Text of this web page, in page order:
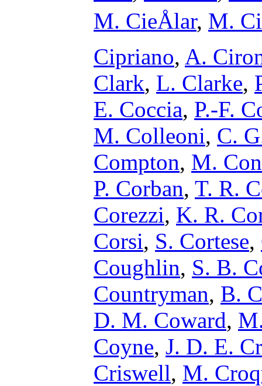
M. CieÅlar, M.
Cipriano, A.
Clark, L. Clarke,
E. Coccia, P.-F.
M. Colleoni, C.
Compton, M.
P. Corban, T. R.
Corezzi, K. R.
Corsi, S. Cortese,
Coughlin, S. B.
Countryman, B.
D. M. Coward,
Coyne, J. D. E.
Criswell, M.